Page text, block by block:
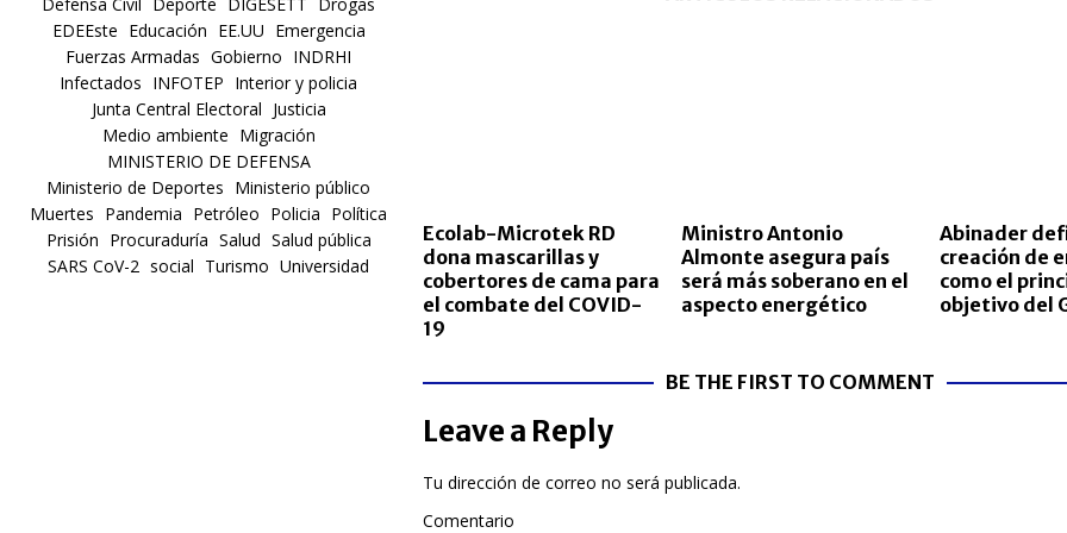
Ecolab-Microtek RD
dona mascarillas y
cobertores de cama para
el combate del COVID-
19
Ministro Antonio
Almonte asegura país
será más soberano en el
aspecto energético
Abinader
creación de
como el
objetivo del
BE THE FIRST TO COMMENT
Leave a Reply
Tu dirección de correo no será publicada.
Comentario
Defensa Civil Deporte DIGESETT Drogas
EDEEste Educación EE.UU Emergencia
Fuerzas Armadas Gobierno INDRHI
Infectados INFOTEP Interior y policia
Junta Central Electoral Justicia
Medio ambiente Migración
MINISTERIO DE DEFENSA
Ministerio de Deportes Ministerio público
Muertes Pandemia Petróleo Policia Política
Prisión Procuraduría Salud Salud pública
SARS CoV-2 social Turismo Universidad